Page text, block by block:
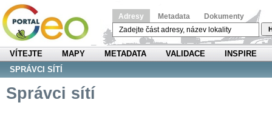
Adresy Metadata Dokumenty
VÍTEJTE MAPY METADATA VALIDACE
INSPIRE
SPRÁVCI SÍTÍ
Správci sítí